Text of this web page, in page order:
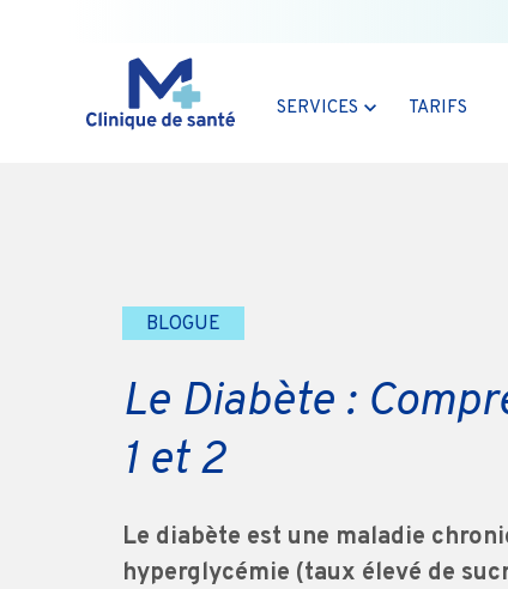
SERVICES TARIFS
BLOGUE
Le Diabète :
1 et 2
Le diabète est une maladie
hyperglycémie (taux élevé de